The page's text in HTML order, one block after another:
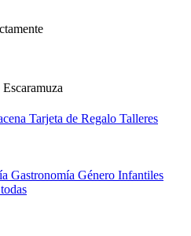
Tarjeta de Regalo Talleres
Gastronomía Género Infantiles